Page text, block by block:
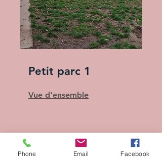
Petit parc 1
Vue d'ensemble
Phone Email Facebook